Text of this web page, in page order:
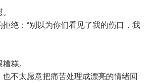
绝：“别以为你们看见了我的伤口，我
糕。
不太愿意把痛苦处理成漂亮的情绪回